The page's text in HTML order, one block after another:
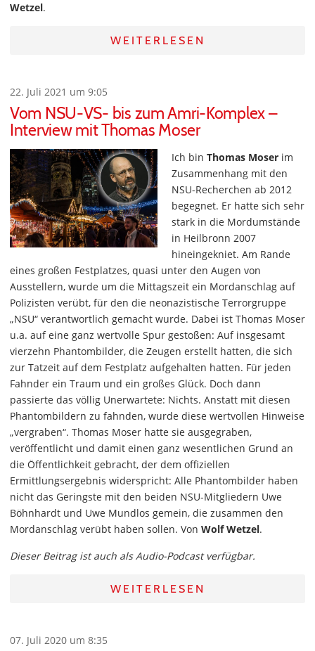
Wetzel.
WEITERLESEN
22. Juli 2021 um 9:05
Vom NSU-VS- bis zum Amri-Komplex –
Interview mit Thomas Moser
Ich bin Thomas Moser im
Zusammenhang mit den
NSU-Recherchen ab 2012
begegnet. Er hatte sich sehr
stark in die Mordumstände
in Heilbronn 2007
hineingekniet. Am Rande
eines großen Festplatzes, quasi unter den Augen von
Ausstellern, wurde um die Mittagszeit ein Mordanschlag auf
Polizisten verübt, für den die neonazistische Terrorgruppe
„NSU“ verantwortlich gemacht wurde. Dabei ist Thomas Moser
u.a. auf eine ganz wertvolle Spur gestoßen: Auf insgesamt
vierzehn Phantombilder, die Zeugen erstellt hatten, die sich
zur Tatzeit auf dem Festplatz aufgehalten hatten. Für jeden
Fahnder ein Traum und ein großes Glück. Doch dann
passierte das völlig Unerwartete: Nichts. Anstatt mit diesen
Phantombildern zu fahnden, wurde diese wertvollen Hinweise
„vergraben“. Thomas Moser hatte sie ausgegraben,
veröffentlicht und damit einen ganz wesentlichen Grund an
die Öffentlichkeit gebracht, der dem offiziellen
Ermittlungsergebnis widerspricht: Alle Phantombilder haben
nicht das Geringste mit den beiden NSU-Mitgliedern Uwe
Böhnhardt und Uwe Mundlos gemein, die zusammen den
Mordanschlag verübt haben sollen. Von Wolf Wetzel.
Dieser Beitrag ist auch als Audio-Podcast verfügbar.
WEITERLESEN
07. Juli 2020 um 8:35